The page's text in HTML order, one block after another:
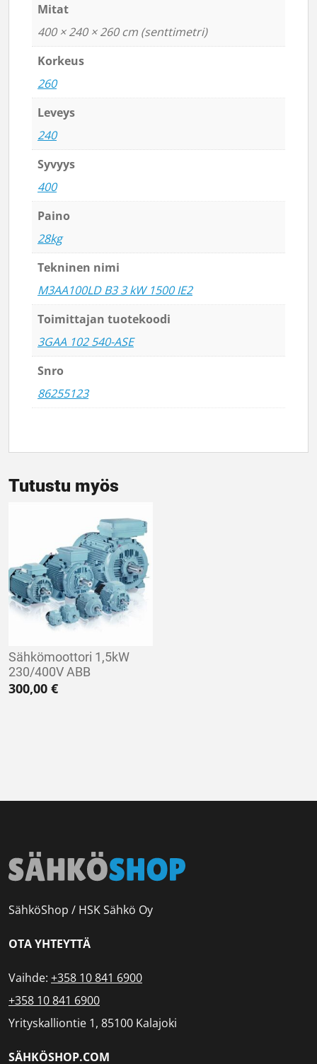
Mitat
400 × 240 × 260 cm (senttimetri)
Korkeus
260
Leveys
240
Syvyys
400
Paino
28kg
Tekninen nimi
M3AA100LD B3 3 kW 1500 IE2
Toimittajan tuotekoodi
3GAA 102 540-ASE
Snro
86255123
Tutustu myös
Sähkömoottori 1,5kW
230/400V ABB
300,00 €
SähköShop / HSK Sähkö Oy
OTA YHTEYTTÄ
Vaihde: +358 10 841 6900
+358 10 841 6900
Yrityskalliontie 1, 85100 Kalajoki
SÄHKÖSHOP.COM